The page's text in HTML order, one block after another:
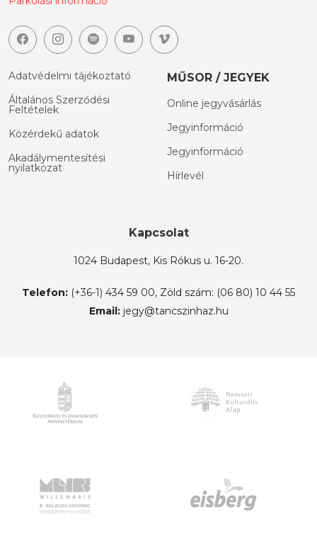
Adatvédelmi tájékoztató
Általános Szerződési
Feltételek
Közérdekű adatok
Akadálymentesítési
nyilatkozat
MŰSOR / JEGYEK
Online jegyvásárlás
Jegyinformáció
Jegyinformáció
Hírlevél
Kapcsolat
1024 Budapest, Kis Rókus u. 16-20.
Telefon: (+36-1) 434 59 00, Zöld szám: (06 80) 10 44 55
Email: jegy@tancszinhaz.hu